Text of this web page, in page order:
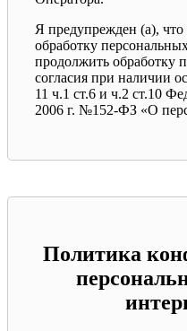
Я предупрежден (а), что
обработку
продолжить обработку
согласия при наличии
11 ч.1 ст.6 и ч.2 ст.10
2006 г. №152-ФЗ «О
Политика